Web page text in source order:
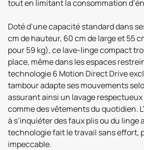
tout en limitant la consommation
Doté d’une capacité standard dans
cm de hauteur, 60 cm de large et 55
pour 59 kg), ce lave-linge compact
place, même dans les espaces
technologie 6 Motion Direct Drive
tambour adapte ses mouvements
assurant ainsi un lavage
comme des vêtements du quotidien.
à s’inquiéter des faux plis ou du linge
technologie fait le travail sans effort,
impeccable.